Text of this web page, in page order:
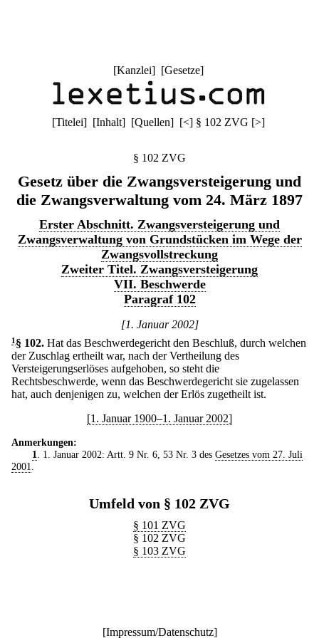
[Kanzlei] [Gesetze]
[Titelei] [Inhalt] [Quellen] [<] § 102 ZVG [>]
§ 102 ZVG
Gesetz über die Zwangsversteigerung und
die Zwangsverwaltung vom 24. März 1897
Erster Abschnitt. Zwangsversteigerung und
Zwangsverwaltung von Grundstücken im Wege der
Zwangsvollstreckung
Zweiter Titel. Zwangsversteigerung
VII. Beschwerde
Paragraf 102
[1. Januar 2002]
1 § 102. Hat das Beschwerdegericht den Beschluß, durch welchen
der Zuschlag ertheilt war, nach der Vertheilung des
Versteigerungserlöses aufgehoben, so steht die
Rechtsbeschwerde, wenn das Beschwerdegericht sie zugelassen
hat, auch denjenigen zu, welchen der Erlös zugetheilt ist.
[1. Januar 1900–1. Januar 2002]
Anmerkungen:
1
. 1. Januar 2002: Artt. 9 Nr. 6, 53 Nr. 3 des Gesetzes vom 27. Juli
2001
Umfeld von § 102 ZVG
§ 101 ZVG
§ 102 ZVG
§ 103 ZVG
[Impressum/Datenschutz]